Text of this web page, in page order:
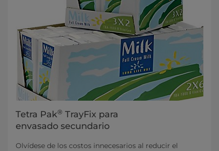
Tetra Pak® TrayFix para
envasado secundario
Olvídese de los costos innecesarios al reducir el